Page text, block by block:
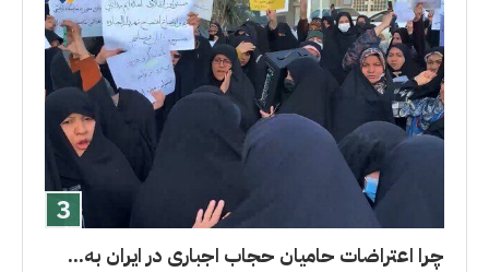
چرا اعتراضات حامیان حجاب اجباری در ایران به...